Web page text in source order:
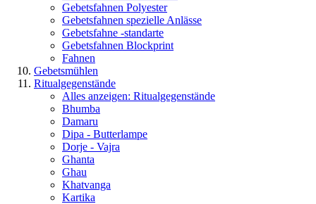
Gebetsfahnen Polyester
Gebetsfahnen spezielle Anlässe
Gebetsfahne -standarte
Gebetsfahnen Blockprint
Fahnen
Gebetsmühlen
Ritualgegenstände
Alles anzeigen: Ritualgegenstände
Bhumba
Damaru
Dipa - Butterlampe
Dorje - Vajra
Ghanta
Ghau
Khatvanga
Kartika